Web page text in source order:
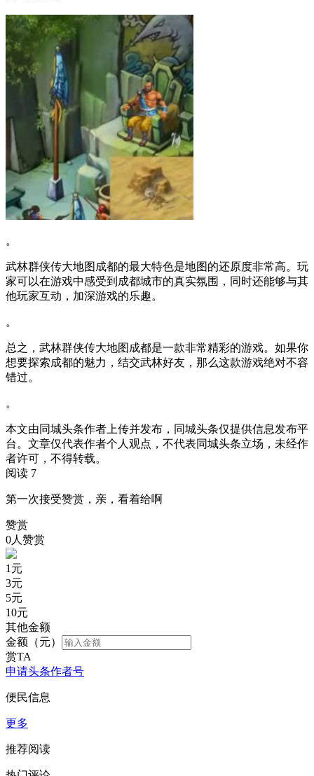
。
武林群侠传大地图成都的最大特色是地图的还原度非常高。玩
家可以在游戏中感受到成都城市的真实氛围，同时还能够与其
他玩家互动，加深游戏的乐趣。
。
总之，武林群侠传大地图成都是一款非常精彩的游戏。如果你
想要探索成都的魅力，结交武林好友，那么这款游戏绝对不容
错过。
。
本文由同城头条作者上传并发布，同城头条仅提供信息发布平
台。文章仅代表作者个人观点，不代表同城头条立场，未经作
者许可，不得转载。
阅读 7
第一次接受赞赏，亲，看着给啊
赞赏
0人赞赏
1 元
3元
5元
10元
其他金额
金额（元）
赏TA
申请头条作者号
便民信息
更多
推荐阅读